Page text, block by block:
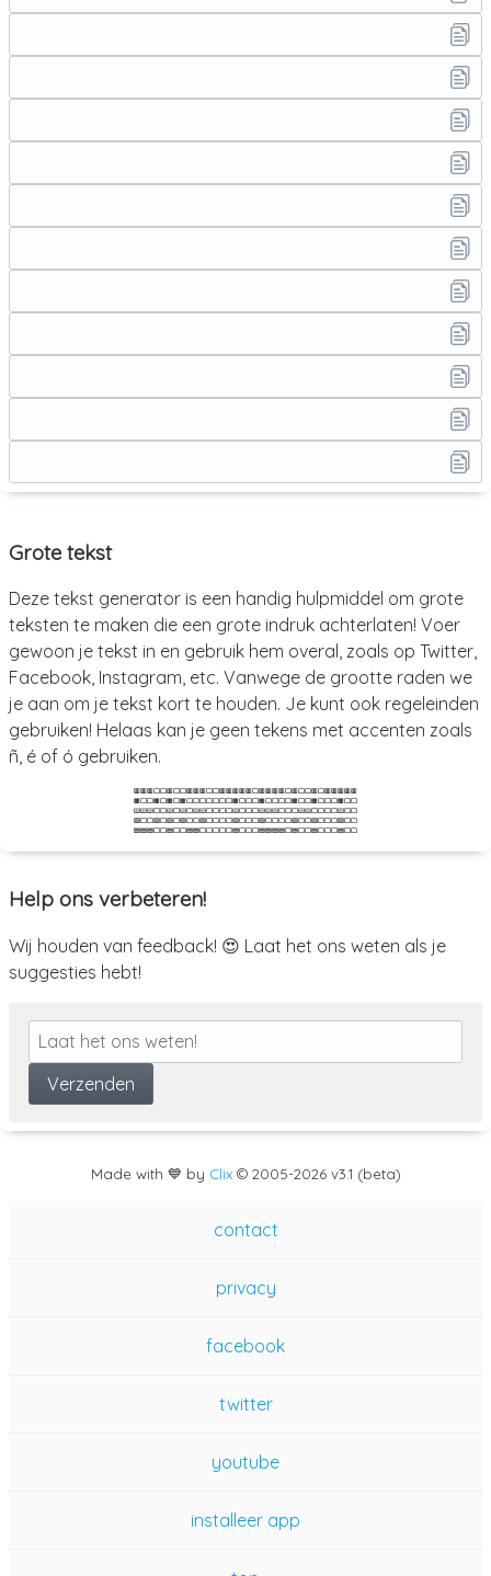
Grote tekst
Deze tekst generator is een handig hulpmiddel om grote
teksten te maken die een grote indruk achterlaten! Voer
gewoon je tekst in en gebruik hem overal, zoals op Twitter,
Facebook, Instagram, etc. Vanwege de grootte raden we
je aan om je tekst kort te houden. Je kunt ook regeleinden
gebruiken! Helaas kan je geen tekens met accenten zoals
ñ, é of ó gebruiken.
🟥🟥🟥⬜⬜🟥⬜⬜🟥🟥🟥⬜⬜🟥🟥🟥🟥🟥⬜🟥🟥🟥🟥⬜🟥⬜⬜🟥⬜🟥🟥🟥🟥🟥
🟧⬜⬜🟧⬜🟧⬜🟧⬜⬜⬜⬜⬜⬜⬜🟧⬜⬜⬜🟧⬜⬜⬜⬜🟧⬜⬜🟧⬜⬜⬜🟧⬜⬜
🟨🟨🟨⬜⬜🟨⬜🟨⬜🟨🟨⬜⬜⬜⬜🟨⬜⬜⬜🟨🟨🟨⬜⬜⬜🟨🟨⬜⬜⬜⬜🟨⬜⬜
🟩⬜⬜🟩⬜🟩⬜🟩⬜⬜🟩⬜⬜⬜⬜🟩⬜⬜⬜🟩⬜⬜⬜⬜🟩⬜⬜🟩⬜⬜⬜🟩⬜⬜
🟦🟦🟦⬜⬜🟦⬜⬜🟦🟦⬜⬜⬜⬜⬜🟦⬜⬜⬜🟦🟦🟦🟦⬜🟦⬜⬜🟦⬜⬜⬜🟦⬜⬜
Help ons verbeteren!
Wij houden van feedback! 😍 Laat het ons weten als je
suggesties hebt!
Made with 💙 by Clix© 2005-2026 v3.1 (beta)
contact
privacy
facebook
twitter
youtube
installeer app